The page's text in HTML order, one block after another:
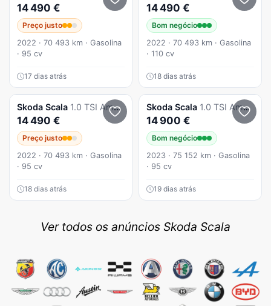
14 490 €
Preço justo
2022 · 70 493 km · Gasolina
· 95 cv
17 dias atrás
14 490 €
Bom negócio
2022 · 70 493 km · Gasolina
· 110 cv
18 dias atrás
Skoda Scala 1.0 TSI Ambition
14 490 €
Preço justo
2022 · 70 493 km · Gasolina
· 95 cv
18 dias atrás
Skoda Scala 1.0 TSI Ambition
14 900 €
Bom negócio
2023 · 75 152 km · Gasolina
· 95 cv
19 dias atrás
Ver todos os anúncios Skoda Scala